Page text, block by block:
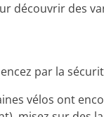
découvrir des
par la
vélos ont